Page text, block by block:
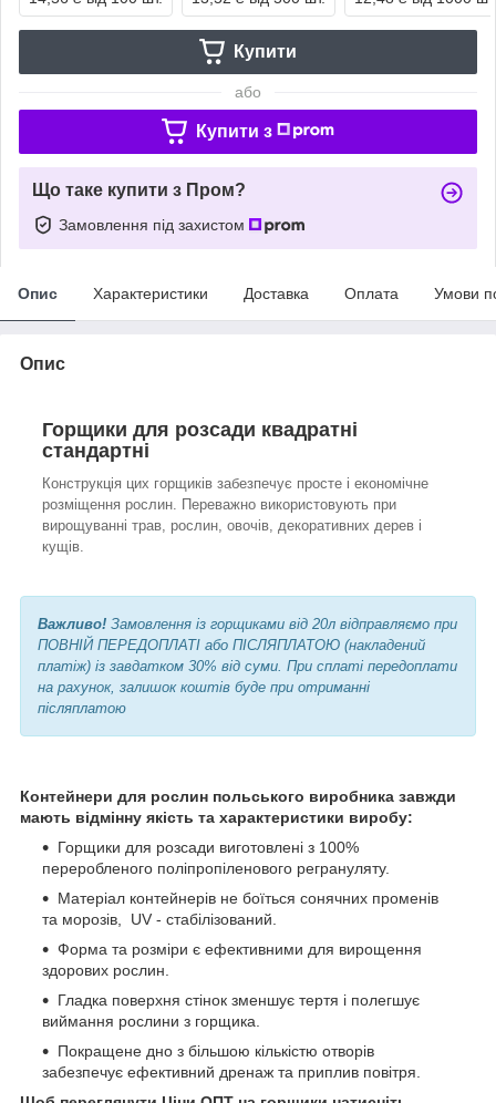
Купити
або
Купити з
Що таке купити з Пром?
Замовлення під захистом
Опис Характеристики Доставка Оплата Умови
Опис
Важливо! Замовлення із горщиками від 20л відправляємо при
ПОВНІЙ ПЕРЕДОПЛАТІ або ПІСЛЯПЛАТОЮ (накладений
платіж) із завдатком 30% від суми. При сплаті передоплати
на рахунок, залишок коштів буде при отриманні
післяплатою
Горщики для розсади квадратні
стандартні
Конструкція цих горщиків забезпечує просте і економічне
розміщення рослин. Переважно використовують при
вирощуванні трав, рослин, овочів, декоративних дерев і
кущів.
Контейнери для рослин польського виробника завжди
мають відмінну якість та характеристики виробу:
Горщики для розсади виготовлені з 100%
переробленого поліпропіленового регрануляту.
Матеріал контейнерів не боїться сонячних променів
та морозів, UV - стабілізований.
Форма та розміри є ефективними для вирощення
здорових рослин.
Гладка поверхня стінок зменшує тертя і полегшує
виймання рослини з горщика.
Покращене дно з більшою кількістю отворів
забезпечує ефективний дренаж та приплив повітря.